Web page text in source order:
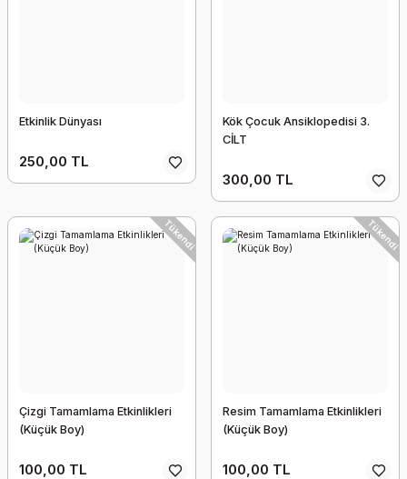
Etkinlik Dünyası
250,00 TL
Kök Çocuk Ansiklopedisi 3.
CİLT
300,00 TL
Tükendi
Çizgi Tamamlama Etkinlikleri
(Küçük Boy)
100,00 TL
Tükendi
Resim Tamamlama Etkinlikleri
(Küçük Boy)
100,00 TL